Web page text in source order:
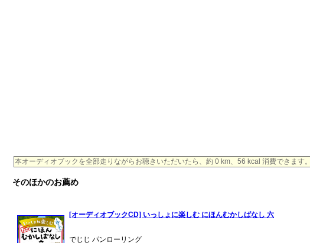
本オーディオブックを全部走りながらお聴きいただいたら、約 0 km、56 kcal 消費できます。
そのほかのお薦め
[オーディオブックCD] いっしょに楽しむ にほんむかしばなし 六
でじじ パンローリング